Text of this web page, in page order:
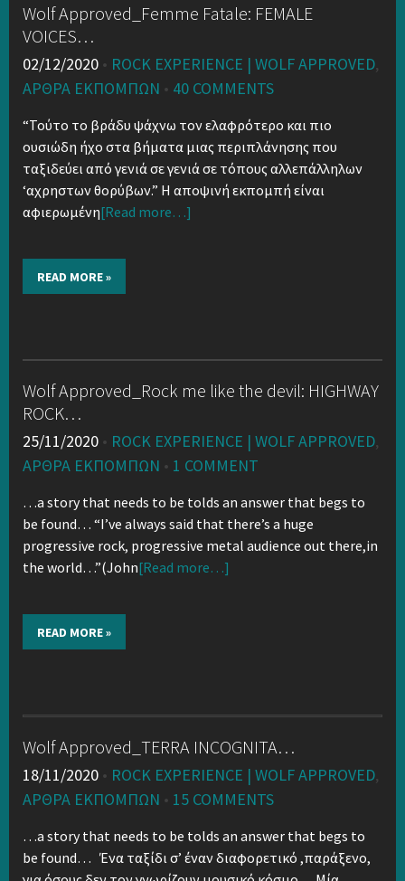
Wolf Approved_Femme Fatale: FEMALE
VOICES…
02/12/2020 • ROCK EXPERIENCE | WOLF APPROVED,
ΑΡΘΡΑ ΕΚΠΟΜΠΏΝ • 40 COMMENTS
“Τούτο το βράδυ ψάχνω τον ελαφρότερο και πιο
ουσιώδη ήχο στα βήματα μιας περιπλάνησης που
ταξιδεύει από γενιά σε γενιά σε τόπους αλλεπάλληλων
‘αχρηστων θορύβων.” Η αποψινή εκπομπή είναι
αφιερωμένη[Read more…]
READ MORE »
Wolf Approved_Rock me like the devil: HIGHWAY
ROCK…
25/11/2020 • ROCK EXPERIENCE | WOLF APPROVED,
ΑΡΘΡΑ ΕΚΠΟΜΠΏΝ • 1 COMMENT
…a story that needs to be tolds an answer that begs to
be found… “I’ve always said that there’s a huge
progressive rock, progressive metal audience out there,in
the world…”(John[Read more…]
READ MORE »
Wolf Approved_TERRA INCOGNITA…
18/11/2020 • ROCK EXPERIENCE | WOLF APPROVED,
ΑΡΘΡΑ ΕΚΠΟΜΠΏΝ • 15 COMMENTS
…a story that needs to be tolds an answer that begs to
be found… Ένα ταξίδι σ’ έναν διαφορετικό ,παράξενο,